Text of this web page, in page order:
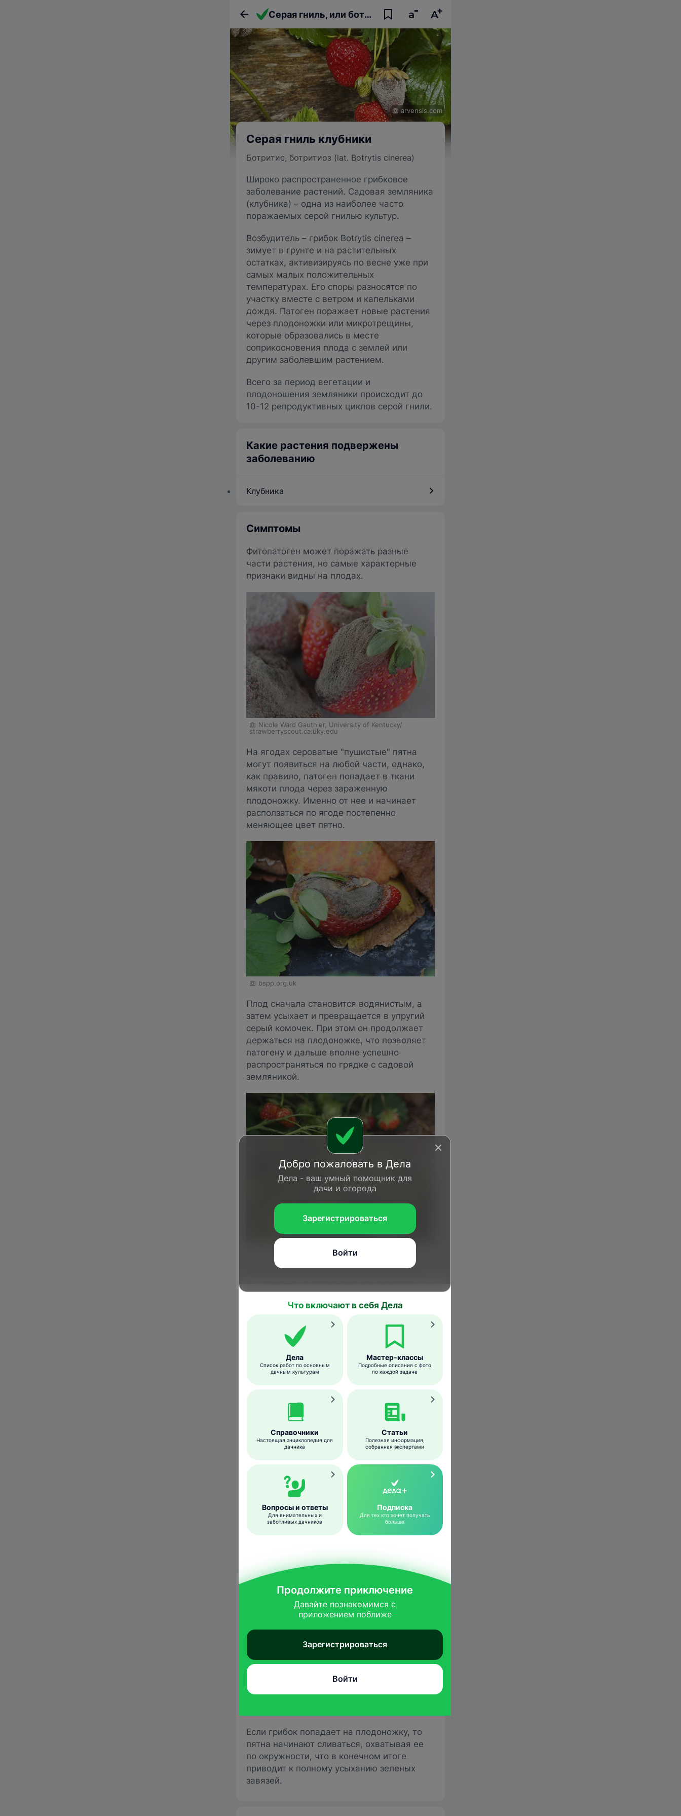
Серая гниль, или ботритиоз клубники
arvensis.com
Серая гниль клубники
Ботритис, ботритиоз (lat. Botrytis cinerea)
Широко распространенное грибковое
заболевание растений. Садовая земляника
(клубника) – одна из наиболее часто
поражаемых серой гнилью культур.
Возбудитель – грибок Botrytis cinerea –
зимует в грунте и на растительных
остатках, активизируясь по весне уже при
самых малых положительных
температурах. Его споры разносятся по
участку вместе с ветром и капельками
дождя. Патоген поражает новые растения
через плодоножки или микротрещины,
которые образовались в месте
соприкосновения плода с землей или
другим заболевшим растением.
Всего за период вегетации и
плодоношения земляники происходит до
10-12 репродуктивных циклов серой гнили.
Какие растения подвержены
заболеванию
Клубника
Симптомы
Фитопатоген может поражать разные
части растения, но самые характерные
признаки видны на плодах.
Nicole Ward Gauthier, University of Kentucky/
strawberryscout.ca.uky.edu
На ягодах сероватые "пушистые" пятна
могут появиться на любой части, однако,
как правило, патоген попадает в ткани
мякоти плода через зараженную
плодоножку. Именно от нее и начинает
расползаться по ягоде постепенно
меняющее цвет пятно.
bspp.org.uk
Плод сначала становится водянистым, а
затем усыхает и превращается в упругий
серый комочек. При этом он продолжает
держаться на плодоножке, что позволяет
патогену и дальше вполне успешно
распространяться по грядке с садовой
земляникой.
На листьях в месте поражения появляются
пятна, которые со временем покрываются
серым налетом.
Frank J. Louws/ content.ces.ncsu.edu
водянистыми пятнами неправильной
формы. На первых стадиях развития
заболевания они имеют сероватый или
некротизируются.
Если грибок попадает на плодоножку, то
пятна начинают сливаться, охватывая ее
по окружности, что в конечном итоге
приводит к полному усыханию зеленых
завязей.
Добро пожаловать в Дела
Дела - ваш умный помощник для
дачи и огорода
Зарегистрироваться
Войти
Что включают в себя Дела
Дела
Список работ по основным
дачным культурам
Мастер-классы
Подробные описания с фото
по каждой задаче
Справочники
Настоящая энциклопедия для
дачника
Статьи
Полезная информация,
собранная экспертами
Вопросы и ответы
Для внимательных и
заботливых дачников
Подписка
Для тех кто хочет получать
больше
Продолжите приключение
Давайте познакомимся с
приложением поближе
Зарегистрироваться
Войти